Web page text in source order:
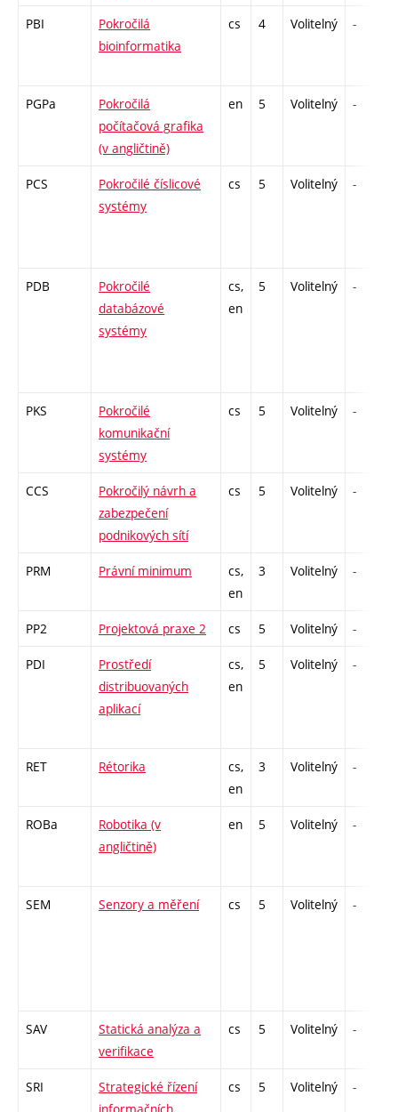
PBI
Pokročilá
bioinformatika
cs 4 Volitelný -
PGPa
Pokročilá
počítačová grafika
(v angličtině)
en 5 Volitelný -
PCS
Pokročilé číslicové
systémy
cs 5 Volitelný -
PDB
Pokročilé
databázové
systémy
cs,
en
5 Volitelný -
PKS
Pokročilé
komunikační
systémy
cs 5 Volitelný -
CCS
Pokročilý návrh a
zabezpečení
podnikových sítí
cs 5 Volitelný -
PRM Právní minimum
cs,
en
3 Volitelný -
PP2 Projektová praxe 2 cs 5 Volitelný -
PDI
Prostředí
distribuovaných
aplikací
cs,
en
5 Volitelný -
RET Rétorika
cs,
en
3 Volitelný -
ROBa
Robotika (v
angličtině)
en 5 Volitelný -
SEM Senzory a měření cs 5 Volitelný -
SAV
Statická analýza a
verifikace
cs 5 Volitelný -
SRI
Strategické řízení
cs 5 Volitelný -